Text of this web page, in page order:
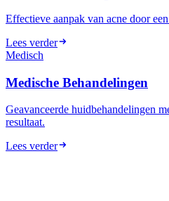
Effectieve aanpak van acne door
Lees verder
Medisch
Medische Behandelingen
Geavanceerde huidbehandelingen
resultaat.
Lees verder